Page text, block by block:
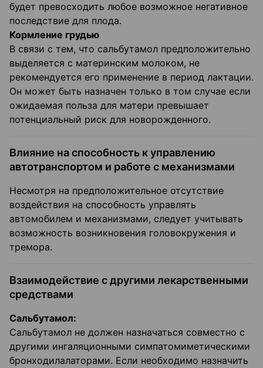
будет превосходить любое возможное негативное
последствие для плода.
Кормление грудью
В связи с тем, что сальбутамол предположительно
выделяется с материнским молоком, не
рекомендуется его применение в период лактации.
Он может быть назначен только в том случае если
ожидаемая польза для матери превышает
потенциальный риск для новорожденного.
Влияние на способность к управлению
автотранспортом и работе с механизмами
Несмотря на предположительное отсутствие
воздействия на способность управлять
автомобилем и механизмами, следует учитывать
возможность возникновения головокружения и
тремора.
Взаимодействие с другими лекарственными
средствами
Сальбутамол:
Сальбутамол не должен назначаться совместно с
другими ингаляционными симпатомиметическими
бронходилалаторами. Если необходимо назначить